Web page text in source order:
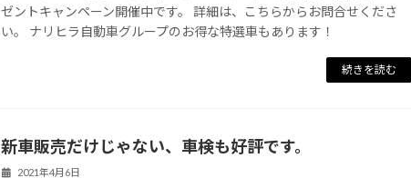
ゼントキャンペーン開催中です。 詳細は、こちらからお問合せくださ
い。 ナリヒラ自動車グループのお得な特選車もあります！
続きを読む
新車販売だけじゃない、車検も好評です。
2021年4月6日